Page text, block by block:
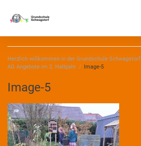
Herzlich willkommen in der Grundschule Schwagstorf
AG Angebote im 2. Halbjahr / Image-5
Image-5